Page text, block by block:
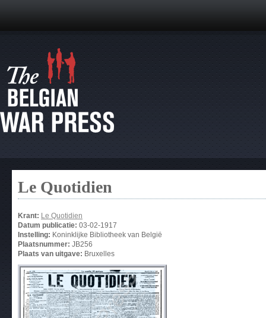
Le Quotidien
Krant: Le Quotidien
Datum publicatie: 03-02-1917
Instelling: Koninklijke Bibliotheek van België
Plaatsnummer: JB256
Plaats van uitgave: Bruxelles